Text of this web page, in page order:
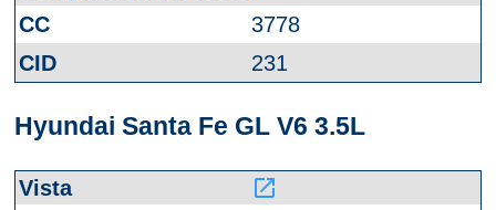
3778
231
Hyundai Santa Fe GL V6 3.5L
launch